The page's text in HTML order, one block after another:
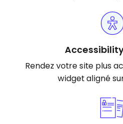
Rendez votre site plus
widget aligné